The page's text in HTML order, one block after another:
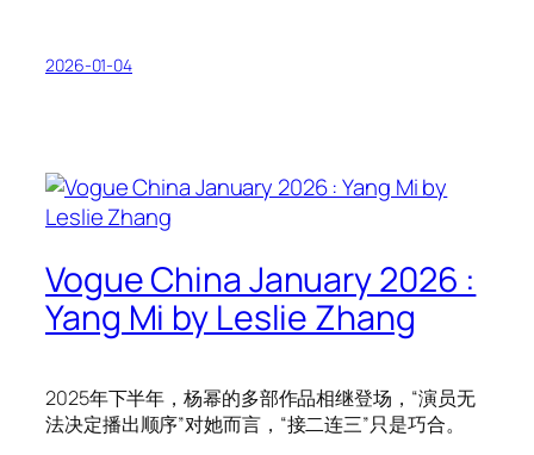
2026-01-04
Vogue China January 2026 :
Yang Mi by Leslie Zhang
2025年下半年，杨幂的多部作品相继登场，“演员无
法决定播出顺序”对她而言，“接二连三”只是巧合。